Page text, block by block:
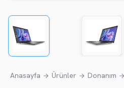
Anasayfa Ürünler Donanım